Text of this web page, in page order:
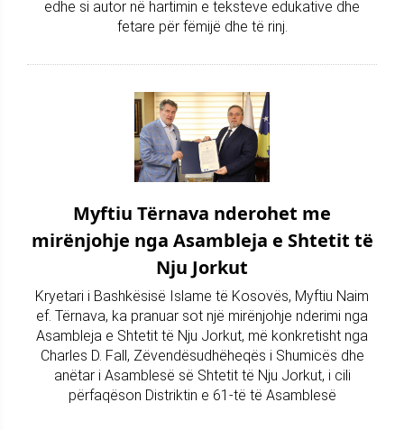
edhe si autor në hartimin e teksteve edukative dhe
fetare për fëmijë dhe të rinj.
Myftiu Tërnava nderohet me
mirënjohje nga Asambleja e Shtetit të
Nju Jorkut
Kryetari i Bashkësisë Islame të Kosovës, Myftiu Naim
ef. Tërnava, ka pranuar sot një mirënjohje nderimi nga
Asambleja e Shtetit të Nju Jorkut, më konkretisht nga
Charles D. Fall, Zëvendësudhëheqës i Shumicës dhe
anëtar i Asamblesë së Shtetit të Nju Jorkut, i cili
përfaqëson Distriktin e 61-të të Asamblesë